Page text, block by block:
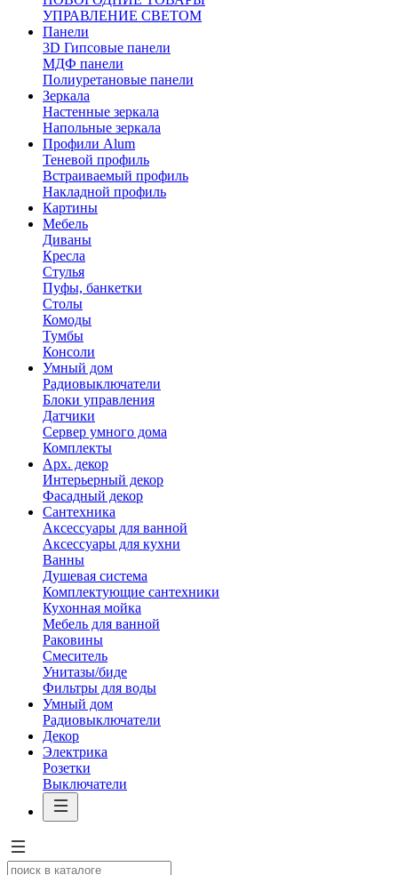
УПРАВЛЕНИЕ СВЕТОМ
Панели
3D Гипсовые панели
МДФ панели
Полиуретановые панели
Зеркала
Настенные зеркала
Напольные зеркала
Профили Alum
Теневой профиль
Встраиваемый профиль
Накладной профиль
Картины
Мебель
Диваны
Кресла
Стулья
Пуфы, банкетки
Столы
Комоды
Тумбы
Консоли
Умный дом
Радиовыключатели
Блоки управления
Датчики
Сервер умного дома
Комплекты
Арх. декор
Интерьерный декор
Фасадный декор
Сантехника
Аксессуары для ванной
Аксессуары для кухни
Ванны
Душевая система
Комплектующие сантехники
Кухонная мойка
Мебель для ванной
Раковины
Смеситель
Унитазы/биде
Фильтры для воды
Умный дом
Радиовыключатели
Декор
Электрика
Розетки
Выключатели